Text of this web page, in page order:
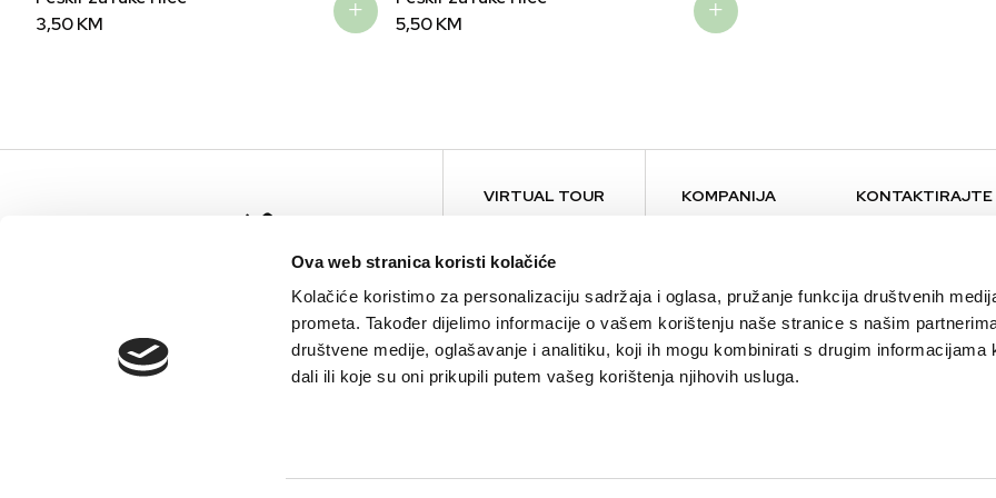
Ova web stranica koristi kolačiće
Kolačiće koristimo za personalizaciju sadržaja i oglasa, pružanje funkcija društvenih
prometa. Također dijelimo informacije o vašem korištenju naše stranice s našim
društvene medije, oglašavanje i analitiku, koji ih mogu kombinirati s drugim informacijama
dali ili koje su oni prikupili putem vašeg korištenja njihovih usluga.
3,50KM
5,50KM
VIRTUAL TOUR KOMPANIJA
Održivost
Karijera
Alma Ras Ambasador
Aktuelnosti
KONTAKTIRAJTE
Lokacije